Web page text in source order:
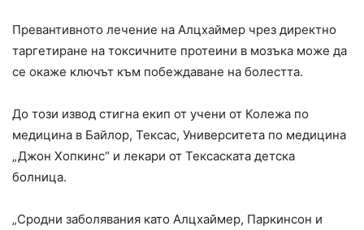
Превантивното лечение на Алцхаймер чрез директно
таргетиране на токсичните протеини в мозъка може да
се окаже ключът към побеждаване на болестта.
До този извод стигна eкип от учени от Колежа по
медицина в Байлор, Тексас, Университета по медицина
„Джон Хопкинс“ и лекари от Тексаската детска
болница.
„Сродни заболявания като Алцхаймер, Паркинсон и